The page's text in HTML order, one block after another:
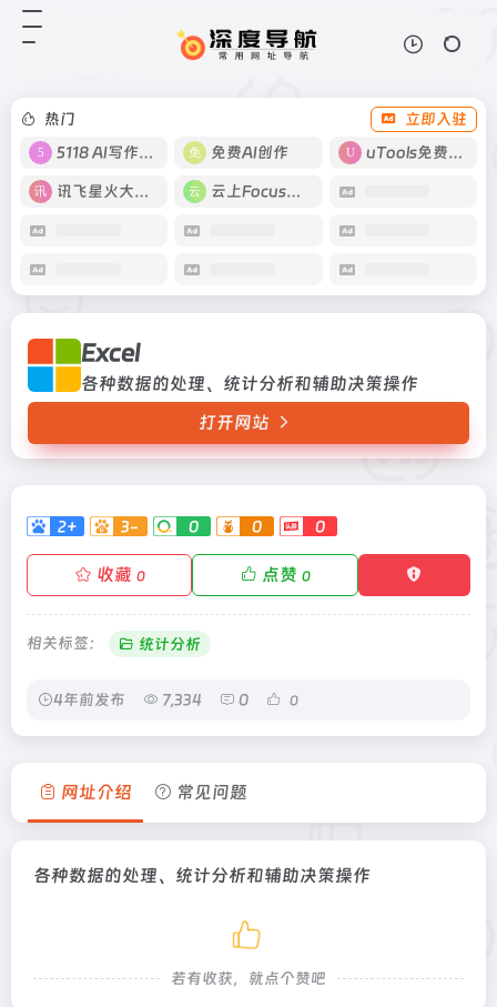
热门
立即入驻
5118 AI写作工具
免费AI创作 uTools免费工具箱
讯飞星火大模型 云上Focus接码
Excel
各种数据的处理、统计分析和辅助决策操作
打开网站
2+ 3- 0 0 0
收藏 0 点赞 0
相关标签： 统计分析
4年前发布 7,334 0 0
网址介绍 常见问题
各种数据的处理、统计分析和辅助决策操作
若有收获，就点个赞吧